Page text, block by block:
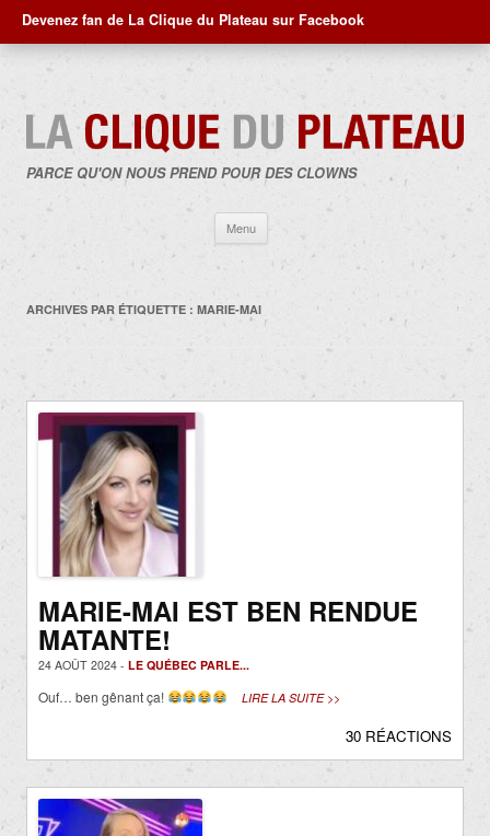
Devenez fan de La Clique du Plateau sur Facebook
PARCE QU'ON NOUS PREND POUR DES CLOWNS
Menu
contenu
ARCHIVES PAR ÉTIQUETTE : MARIE-MAI
MARIE-MAI EST BEN RENDUE
MATANTE!
24 AOÛT 2024 - LE QUÉBEC PARLE...
Ouf… ben gênant ça! LIRE LA SUITE >>
30 RÉACTIONS